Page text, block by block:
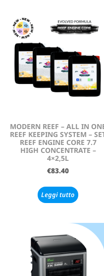
MODERN REEF – ALL IN
REEF KEEPING SYSTEM –
REEF ENGINE CORE 7.7
HIGH CONCENTRATE –
4×2,5L
€83.40
Leggi tutto